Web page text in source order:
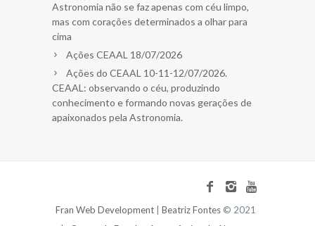
Astronomia não se faz apenas com céu limpo,
mas com corações determinados a olhar para
cima
Ações CEAAL 18/07/2026
Ações do CEAAL 10-11-12/07/2026.
CEAAL: observando o céu, produzindo
conhecimento e formando novas gerações de
apaixonados pela Astronomia.
Fran Web Development Beatriz Fontes © 2021